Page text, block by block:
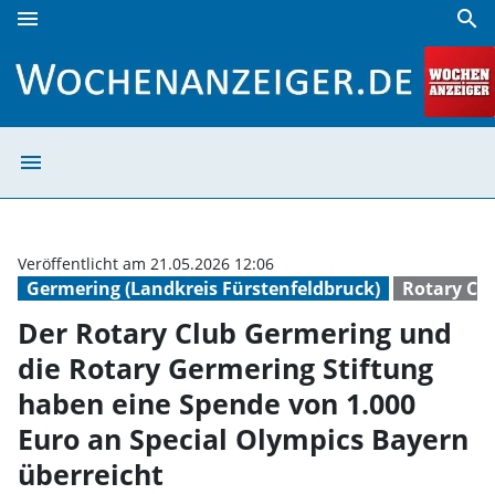
menu search
menu
Germering (Landkreis Fürstenfeldbruck) Rotary
Veröffentlicht am 21.05.2026 12:06
Der Rotary Club Germering und
die Rotary Germering Stiftung
haben eine Spende von 1.000
Euro an Special Olympics Bayern
überreicht